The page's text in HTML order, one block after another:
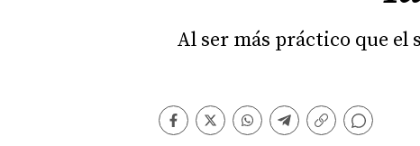
Al ser más práctico que el
Facebook
TwitterWhatsapp
Telegram
Copiar
Comentarios